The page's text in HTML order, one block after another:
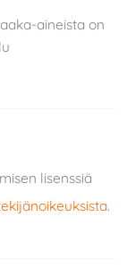
aineista on
lisenssiä
.